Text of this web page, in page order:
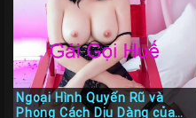
gọi
Huế
Gái
Gọi
Ngoại Hình Quyến Rũ và
Phong Cách Dịu Dàng của